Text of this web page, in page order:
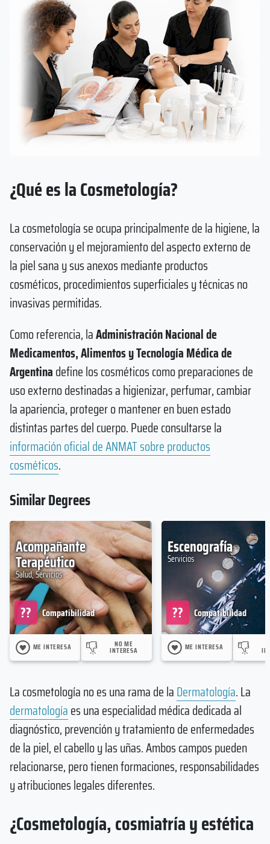
¿Qué es la Cosmetología?
La cosmetología se ocupa principalmente de la higiene, la
conservación y el mejoramiento del aspecto externo de
la piel sana y sus anexos mediante productos
cosméticos, procedimientos superficiales y técnicas no
invasivas permitidas.
Como referencia, laAdministración Nacional de
Medicamentos, Alimentos y Tecnología Médica de
Argentinadefine los cosméticos como preparaciones de
uso externo destinadas a higienizar, perfumar, cambiar
la apariencia, proteger o mantener en buen estado
distintas partes del cuerpo. Puede consultarse la
información oficial de ANMAT sobre productos
cosméticos.
Similar Degrees
Acompañante
Terapéutico
Salud, Servicios
Compatibilidad
??
ME INTERESA NO ME
INTERESA
Escenografía
Servicios
Compatibilidad
??
ME INTERESA
La cosmetología no es una rama de laDermatología. La
dermatologíaes una especialidad médica dedicada al
diagnóstico, prevención y tratamiento de enfermedades
de la piel, el cabello y las uñas. Ambos campos pueden
relacionarse, pero tienen formaciones, responsabilidades
y atribuciones legales diferentes.
¿Cosmetología, cosmiatría y estética